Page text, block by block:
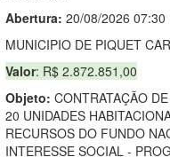
Abertura: 20/08/2026 07:30
MUNICIPIO DE PIQUET
Valor: R$ 2.872.851,00
Objeto: CONTRATAÇÃO
20 UNIDADES
RECURSOS DO FUNDO
INTERESSE SOCIAL -